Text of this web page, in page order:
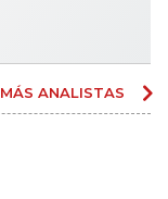
MÁS ANALISTAS